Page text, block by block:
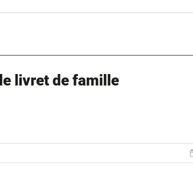
dans un nouvel onglet)
onglet)
livret de famille